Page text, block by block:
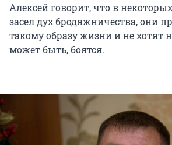
Алексей говорит, что в
засел дух бродяжничества, они
такому образу жизни и не хотят
может быть, боятся.